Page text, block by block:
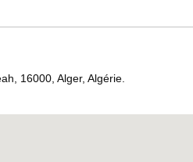
16000, Alger, Algérie.